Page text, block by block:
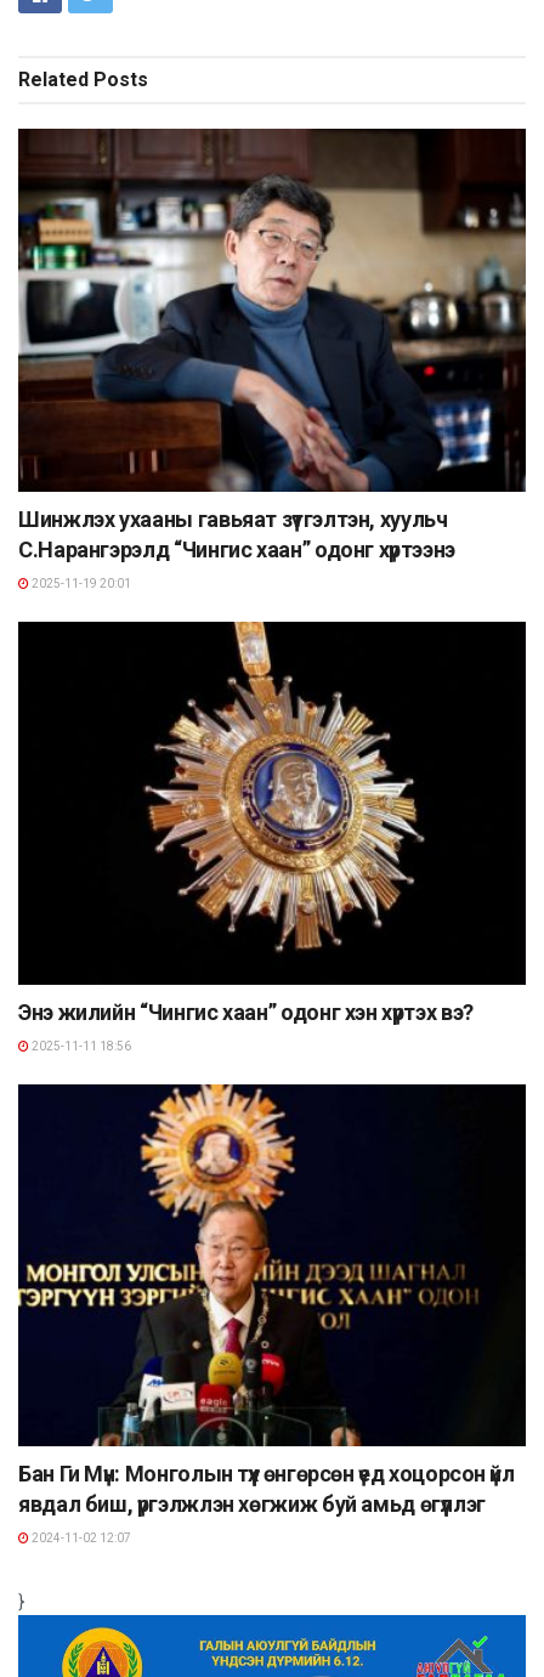
Related Posts
Шинжлэх ухааны гавьяат зүтгэлтэн, хуульч
С.Нарангэрэлд “Чингис хаан” одонг хүртээнэ
2025-11-19 20:01
Энэ жилийн “Чингис хаан” одонг хэн хүртэх вэ?
2025-11-11 18:56
Бан Ги Мүн: Монголын түүх өнгөрсөн үед хоцорсон үйл
явдал биш, үргэлжлэн хөгжиж буй амьд өгүүллэг
2024-11-02 12:07
}